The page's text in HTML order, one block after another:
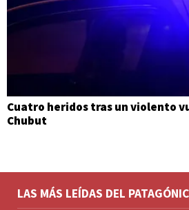
Cuatro heridos tras un violento
Chubut
LAS MÁS LEÍDAS DEL